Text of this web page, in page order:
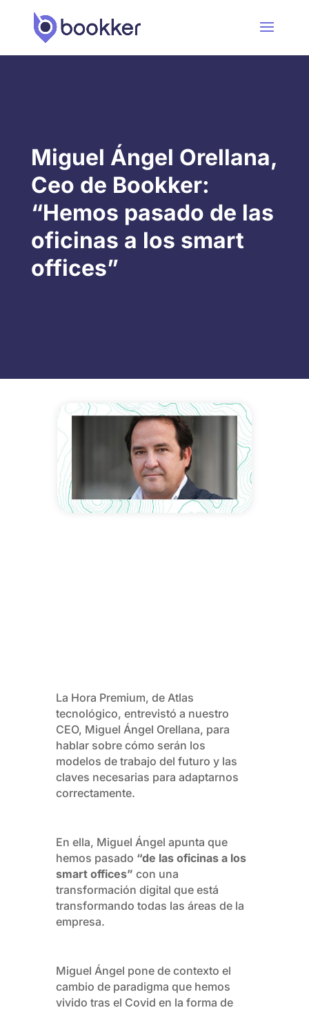
Miguel Ángel Orellana,
Ceo de Bookker:
“Hemos pasado de las
oficinas a los smart
offices”
La Hora Premium, de Atlas
tecnológico, entrevistó a nuestro
CEO, Miguel Ángel Orellana, para
hablar sobre cómo serán los
modelos de trabajo del futuro y las
claves necesarias para adaptarnos
correctamente.
En ella, Miguel Ángel apunta que
hemos pasado “de las oficinas a los
smart offices” con una
transformación digital que está
transformando todas las áreas de la
empresa.
Miguel Ángel pone de contexto el
cambio de paradigma que hemos
vivido tras el Covid en la forma de